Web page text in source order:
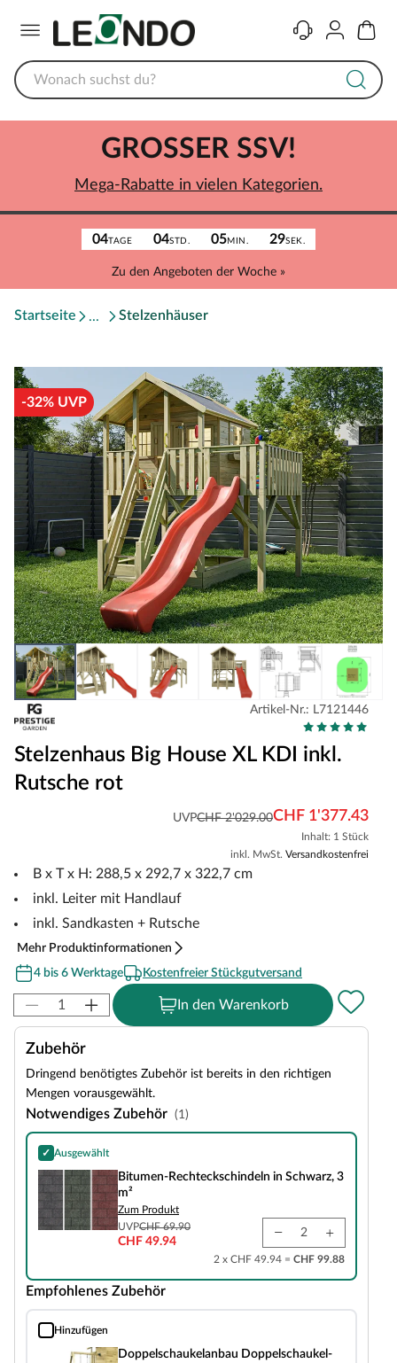
KontaktKonto
04TAGE 04STD. 05MIN. 29SEK.
Zu den Angeboten der Woche »
GROSSER SSV!
Mega-Rabatte in vielen Kategorien.
Startseite Stelzenhäuser
-32% UVP
Artikel-Nr.: L7121446
Stelzenhaus Big House XL KDI inkl.
Rutsche rot
UVPCHF 2'029.00CHF 1'377.43
Inhalt: 1 Stück
inkl. MwSt. Versandkostenfrei
B x T x H: 288,5 x 292,7 x 322,7 cm
inkl. Leiter mit Handlauf
inkl. Sandkasten + Rutsche
Mehr Produktinformationen
4 bis 6 Werktage
Kostenfreier Stückgutversand
In den Warenkorb
Zubehör
Dringend benötigtes Zubehör ist bereits in den richtigen
Mengen vorausgewählt.
Notwendiges Zubehör (1)
✓ Ausgewählt
Bitumen-Rechteckschindeln in Schwarz, 3 m²
Bitumen-Rechteckschindeln in Schwarz, 3
m²
Zum Produkt
UVPCHF 69.90
CHF 49.94
2 x CHF 49.94 = CHF 99.88
Empfohlenes Zubehör
Hinzufügen
Doppelschaukelanbau Doppelschaukel-Modul KDI für Prestige Garden
Doppelschaukelanbau Doppelschaukel-